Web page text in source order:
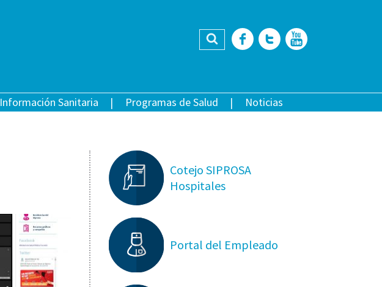
Buscar Facebook
Twitter
Información Sanitaria Programas de Salud Noticias
Cotejo SIPROSA
Hospitales
Portal del Empleado